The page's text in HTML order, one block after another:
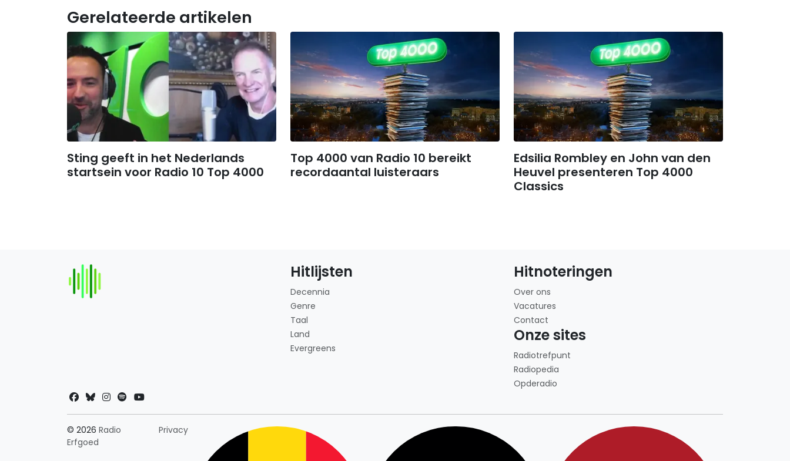
Gerelateerde artikelen
Sting geeft in het Nederlands
startsein voor Radio 10 Top 4000
Top 4000 van Radio 10 bereikt
recordaantal luisteraars
Edsilia Rombley en John van den
Heuvel presenteren Top 4000
Classics
Hitlijsten
Decennia
Genre
Taal
Land
Evergreens
Hitnoteringen
Over ons
Vacatures
Contact
Onze sites
Radiotrefpunt
Radiopedia
Opderadio
© 2026 Radio
Erfgoed
PrivacyLandkeuze